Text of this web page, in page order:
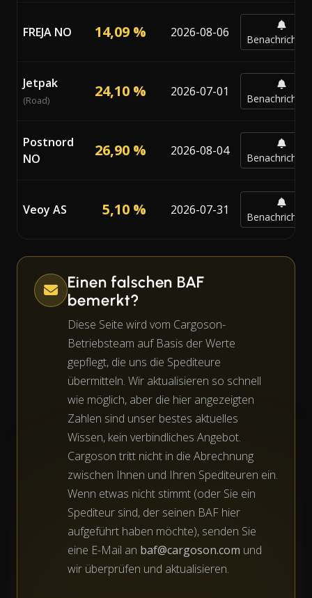
FREJA NO 14,09 % 2026-08-06
Jetpak
(Road) 24,10 % 2026-07-01
Postnord
NO
26,90 % 2026-08-04
Veoy AS 5,10 % 2026-07-31
Einen falschen BAF
bemerkt?
Diese Seite wird vom Cargoson-
Betriebsteam auf Basis der Werte
gepflegt, die uns die Spediteure
übermitteln. Wir aktualisieren so schnell
wie möglich, aber die hier angezeigten
Zahlen sind unser bestes aktuelles
Wissen, kein verbindliches Angebot.
Cargoson tritt nicht in die Abrechnung
zwischen Ihnen und Ihren Spediteuren ein.
Wenn etwas nicht stimmt (oder Sie ein
Spediteur sind, der seinen BAF hier
aufgeführt haben möchte), senden Sie
eine E-Mail an baf@cargoson.com und
wir überprüfen und aktualisieren.